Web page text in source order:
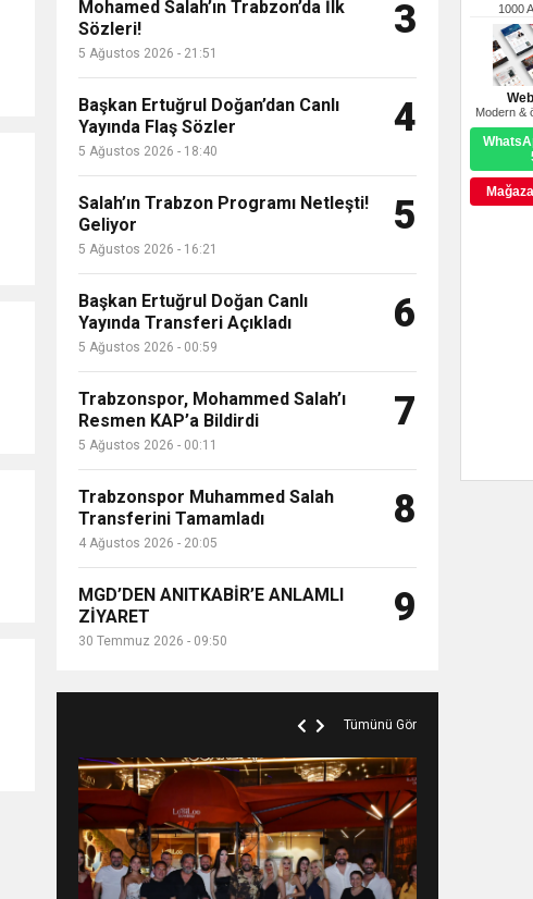
1000
Modern &
Mohamed Salah’ın Trabzon’da İlk
Sözleri!
5 Ağustos 2026 - 21:51
3
Başkan Ertuğrul Doğan’dan Canlı
Yayında Flaş Sözler
5 Ağustos 2026 - 18:40
4
Salah’ın Trabzon Programı Netleşti!
Geliyor
5 Ağustos 2026 - 16:21
5
Başkan Ertuğrul Doğan Canlı
Yayında Transferi Açıkladı
5 Ağustos 2026 - 00:59
6
Trabzonspor, Mohammed Salah’ı
Resmen KAP’a Bildirdi
5 Ağustos 2026 - 00:11
7
Trabzonspor Muhammed Salah
Transferini Tamamladı
4 Ağustos 2026 - 20:05
8
MGD’DEN ANITKABİR’E ANLAMLI
ZİYARET
30 Temmuz 2026 - 09:50
9
Tümünü Gör